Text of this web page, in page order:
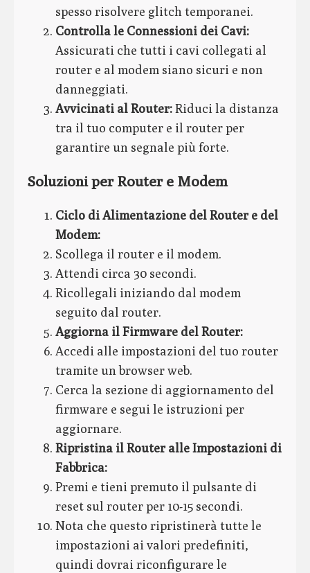
spesso risolvere glitch temporanei.
Controlla le Connessioni dei Cavi:
Assicurati che tutti i cavi collegati al
router e al modem siano sicuri e non
danneggiati.
Avvicinati al Router:Riduci la distanza
tra il tuo computer e il router per
garantire un segnale più forte.
Soluzioni per Router e Modem
Ciclo di Alimentazione del Router e del
Modem:
Scollega il router e il modem.
Attendi circa 30 secondi.
Ricollegali iniziando dal modem
seguito dal router.
Aggiorna il Firmware del Router:
Accedi alle impostazioni del tuo router
tramite un browser web.
Cerca la sezione di aggiornamento del
firmware e segui le istruzioni per
aggiornare.
Ripristina il Router alle Impostazioni di
Fabbrica:
Premi e tieni premuto il pulsante di
reset sul router per 10-15 secondi.
Nota che questo ripristinerà tutte le
impostazioni ai valori predefiniti,
quindi dovrai riconfigurare le